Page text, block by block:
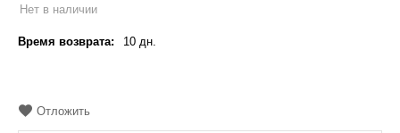
Нет в наличии
Время возврата: 10 дн.
Отложить